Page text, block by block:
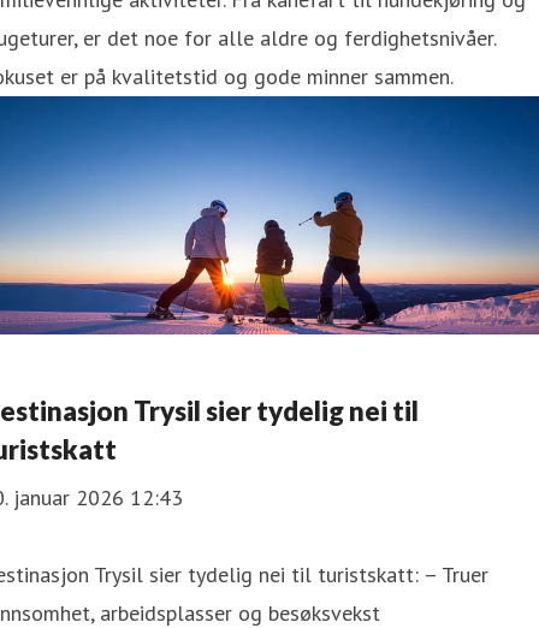
er det noe for alle aldre og ferdighetsnivåer.
er på kvalitetstid og gode minner sammen.
Trysil sier tydelig nei til
januar 2026 12:43
Trysil sier tydelig nei til turistskatt: – Truer
arbeidsplasser og besøksvekst